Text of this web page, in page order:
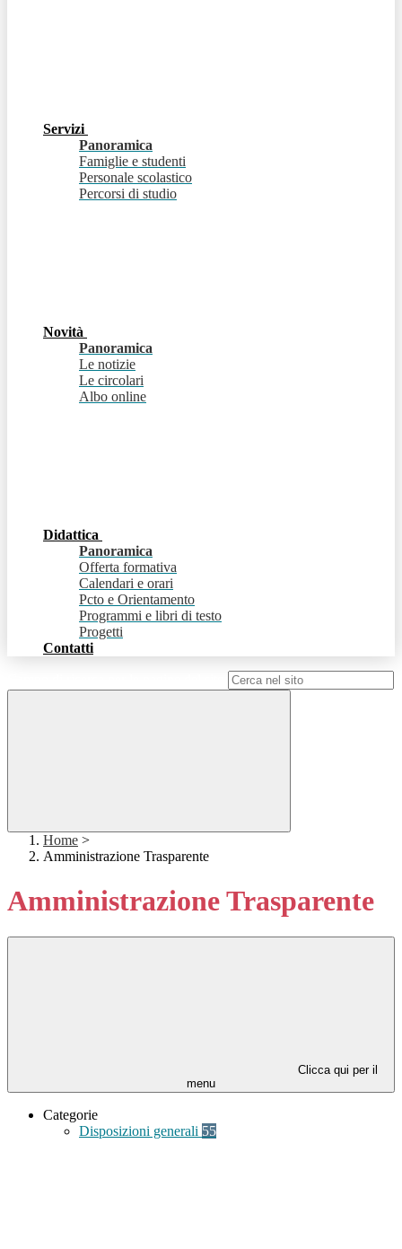
Servizi
Panoramica
Famiglie e studenti
Personale scolastico
Percorsi di studio
Novità
Panoramica
Le notizie
Le circolari
Albo online
Didattica
Panoramica
Offerta formativa
Calendari e orari
Pcto e Orientamento
Programmi e libri di testo
Progetti
Contatti
Home >
Amministrazione Trasparente
Amministrazione Trasparente
Clicca qui per il
menu
Categorie
Disposizioni generali 55